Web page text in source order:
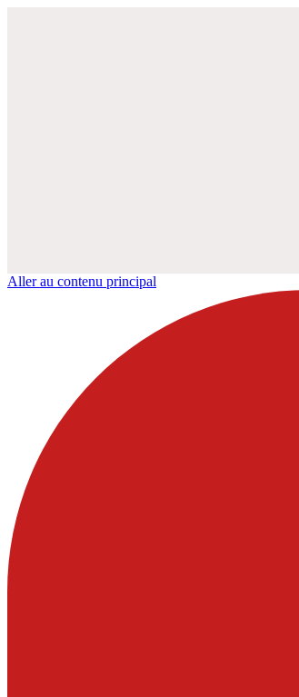
Aller au contenu principal